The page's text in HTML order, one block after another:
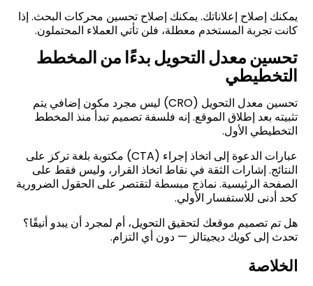
يمكنك إصلاح إعلاناتك. يمكنك إصلاح تحسين محركات البحث. إذا
كانت تجربة المستخدم معطلة، فلن تأتي العملاء المحتملون.
تحسين معدل التحويل بدءًا من المخطط
التخطيطي
تحسين معدل التحويل (CRO) ليس مجرد مكون إضافي يتم
تثبيته بعد إطلاق الموقع. إنه فلسفة تصميم تبدأ منذ المخطط
التخطيطي الأول.
عبارات الدعوة إلى اتخاذ إجراء (CTA) مكتوبة بلغة تركز على
النتائج. إشارات الثقة في نقاط اتخاذ القرار، وليس فقط على
الصفحة الرئيسية. نماذج مبسطة لتقتصر على الحقول الضرورية
كحد أدنى للاستفسار الأولي.
هل تم تصميم موقعك لتحقيق التحويل، أم لمجرد أن يبدو أنيقًا؟
تحدث إلى كويك ديجيتالز — دون أي التزام.
الخلاصة